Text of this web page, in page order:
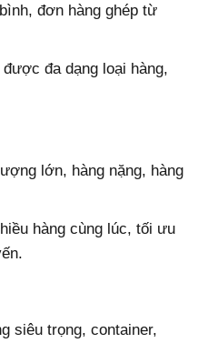
đơn hàng ghép từ
đa dạng loại hàng,
lớn, hàng nặng, hàng
hàng cùng lúc, tối ưu
siêu trọng, container,